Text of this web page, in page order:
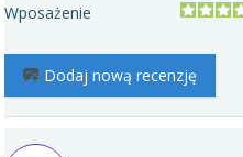
Wposażenie
Dodaj nową recenzję